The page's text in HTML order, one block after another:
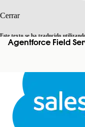
Cerrar
Este texto se ha traducido
informaciónaquí. Cambiar a
Cerrar Cerrar
Agentforce Field